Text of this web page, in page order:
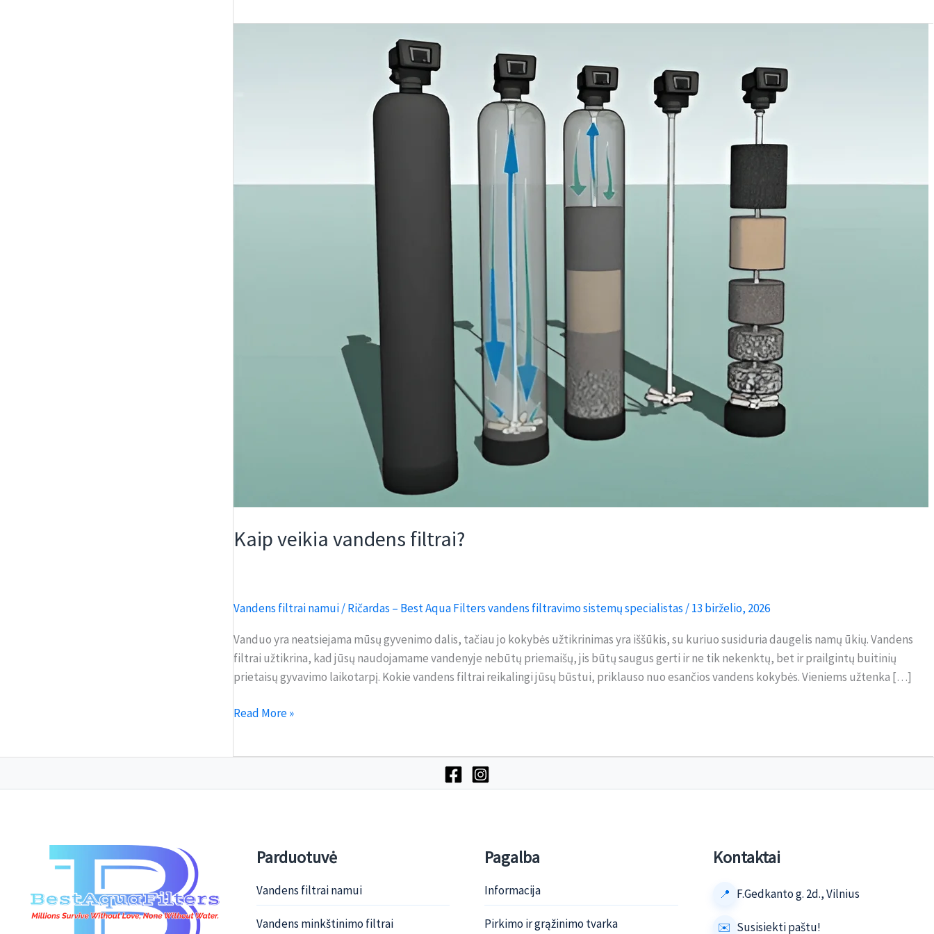
Kaip veikia vandens filtrai?
Vandens filtrai namui/Ričardas – Best Aqua Filters vandens filtravimo sistemų specialistas /13 birželio, 2026
Vanduo yra neatsiejama mūsų gyvenimo dalis, tačiau jo kokybės užtikrinimas yra iššūkis, su kuriuo susiduria daugelis namų ūkių. Vandens
filtrai užtikrina, kad jūsų naudojamame vandenyje nebūtų priemaišų, jis būtų saugus gerti ir ne tik nekenktų, bet ir prailgintų buitinių
prietaisų gyvavimo laikotarpį. Kokie vandens filtrai reikalingi jūsų būstui, priklauso nuo esančios vandens kokybės. Vieniems užtenka […]
Read More »
Parduotuvė
Vandens filtrai namui
Vandens minkštinimo filtrai
Pagalba
Informacija
Pirkimo ir grąžinimo tvarka
Kontaktai
F.Gedkanto g. 2d., Vilnius
Susisiekti paštu!